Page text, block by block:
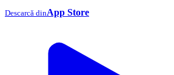
Descarcă dinApp Store